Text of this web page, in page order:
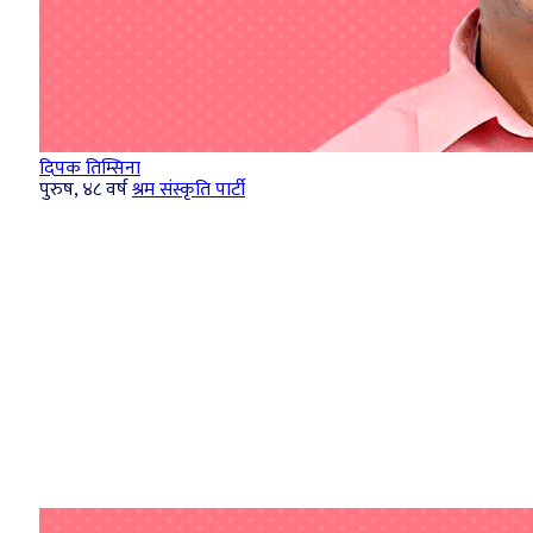
दिपक तिम्सिना
पुरुष, ४८ वर्षश्रम संस्कृति पार्टी